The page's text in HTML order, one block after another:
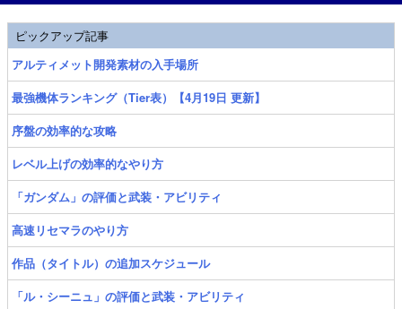
ピックアップ記事
アルティメット開発素材の入手場所
最強機体ランキング（Tier表）【4月19日 更新】
序盤の効率的な攻略
レベル上げの効率的なやり方
「ガンダム」の評価と武装・アビリティ
高速リセマラのやり方
作品（タイトル）の追加スケジュール
「ル・シーニュ」の評価と武装・アビリティ